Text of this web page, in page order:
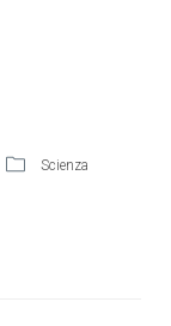
Scienza